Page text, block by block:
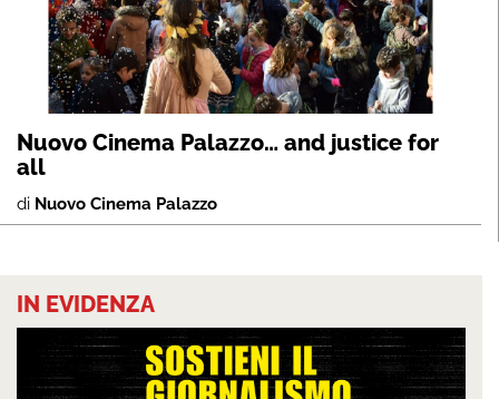
Nuovo Cinema Palazzo… and justice for
all
di Nuovo Cinema Palazzo
IN EVIDENZA